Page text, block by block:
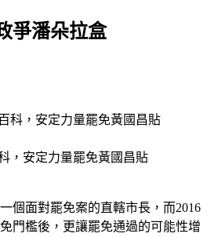
爭潘朵拉盒
，安定力量罷免黃國昌貼
個面對罷免案的直轄市長，而2016
門檻後，更讓罷免通過的可能性增